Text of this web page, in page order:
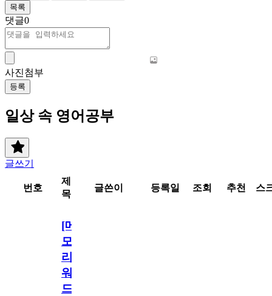
목록
댓글0
사진첨부
등록
일상 속 영어공부
글쓰기
번호
제
목
글쓴이 등록일 조회 추천 스
[메
모
리
워
드